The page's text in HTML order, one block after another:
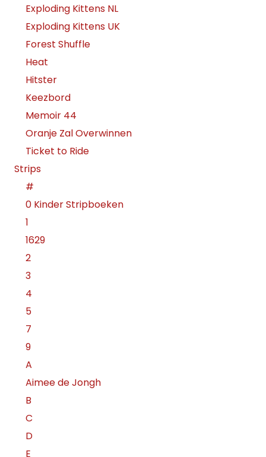
Exploding Kittens NL
Exploding Kittens UK
Forest Shuffle
Heat
Hitster
Keezbord
Memoir 44
Oranje Zal Overwinnen
Ticket to Ride
Strips
#
0 Kinder Stripboeken
1
1629
2
3
4
5
7
9
A
Aimee de Jongh
B
C
D
E